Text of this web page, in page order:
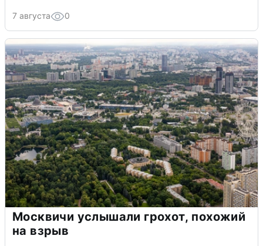
7 августа 0
Москвичи услышали грохот, похожий
на взрыв